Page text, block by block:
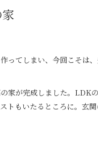
ってしまい、今回こそは
家が完成しました。LDK
トもいたるところに。玄